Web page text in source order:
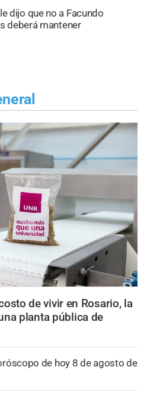
dijo que no a Facundo
deberá mantener
de vivir en Rosario, la
planta pública de
de hoy 8 de agosto de